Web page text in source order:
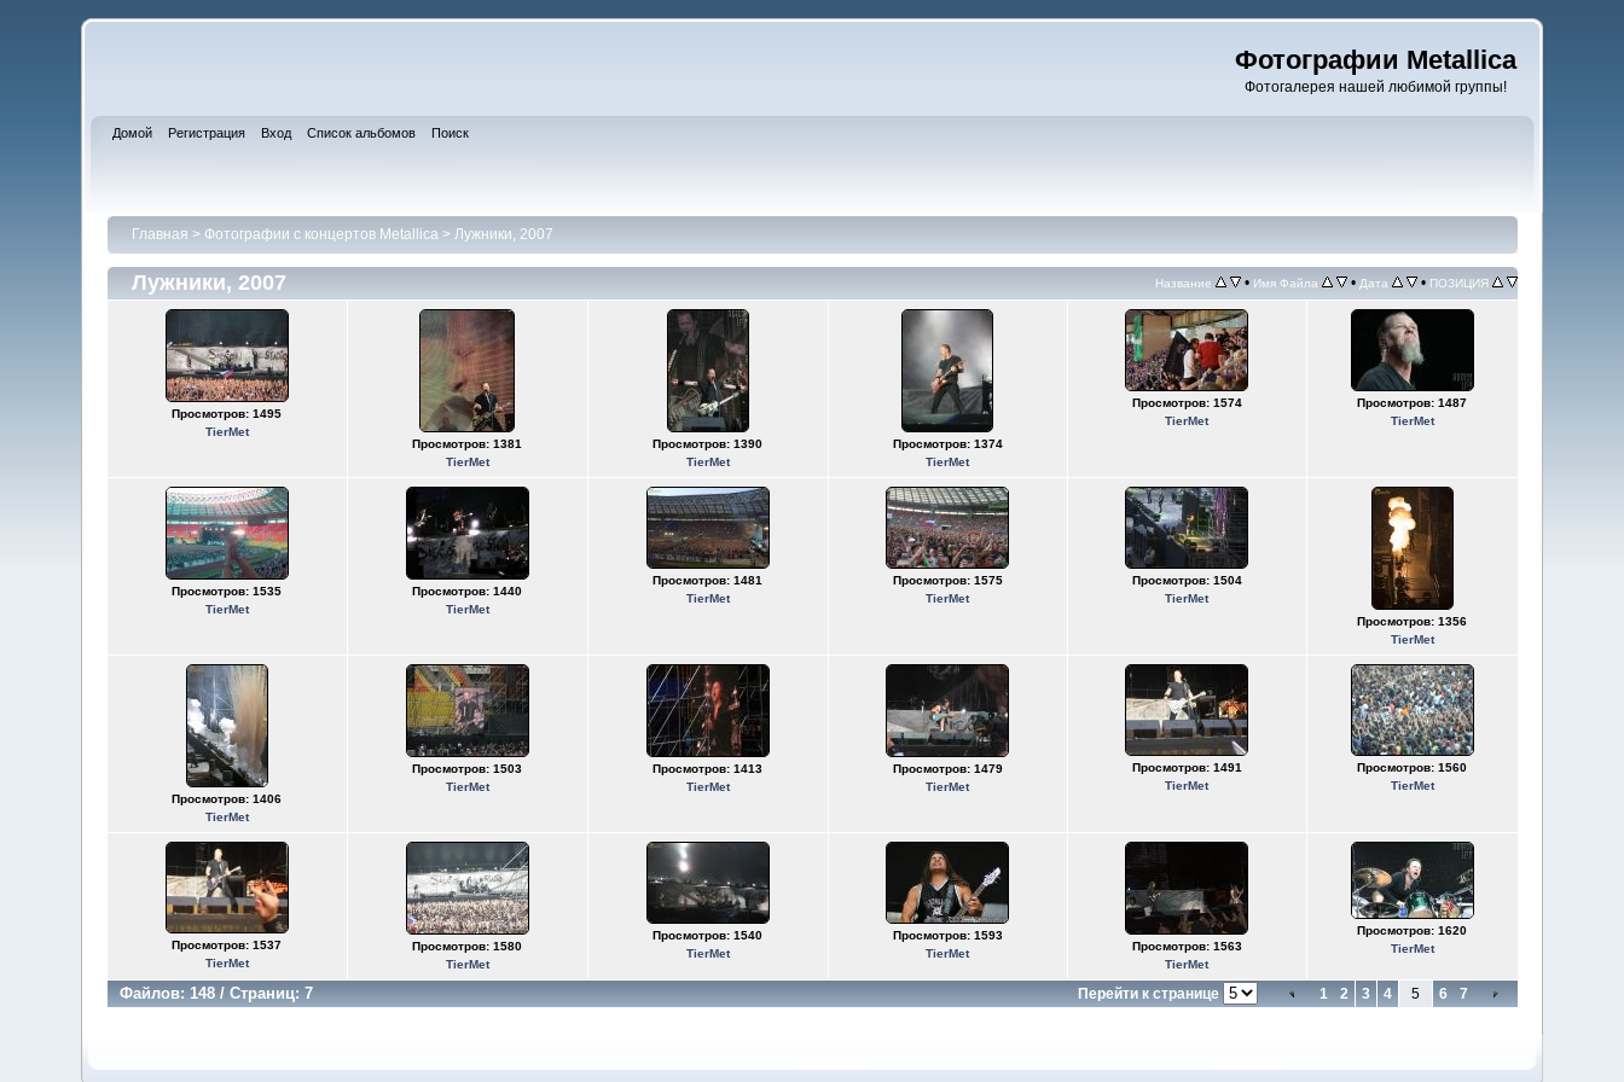
Фотографии Metallica
Фотогалерея нашей любимой группы!
Домой Регистрация Вход Список альбомов Поиск
Главная > Фотографии с концертов Metallica> Лужники, 2007
Лужники, 2007 Название • Имя Файла • Дата • ПОЗИЦИЯ
Просмотров: 1495
TierMet
Просмотров: 1381
TierMet
Просмотров: 1390
TierMet
Просмотров: 1374
TierMet
Просмотров: 1574
TierMet
Просмотров: 1487
TierMet
Просмотров: 1535
TierMet
Просмотров: 1440
TierMet
Просмотров: 1481
TierMet
Просмотров: 1575
TierMet
Просмотров: 1504
TierMet
Просмотров: 1356
TierMet
Просмотров: 1406
TierMet
Просмотров: 1503
TierMet
Просмотров: 1413
TierMet
Просмотров: 1479
TierMet
Просмотров: 1491
TierMet
Просмотров: 1560
TierMet
Просмотров: 1537
TierMet
Просмотров: 1580
TierMet
Просмотров: 1540
TierMet
Просмотров: 1593
TierMet
Просмотров: 1563
TierMet
Просмотров: 1620
TierMet
Файлов: 148 / Страниц: 7 Перейти к странице 1 2 3 4 5 6 7